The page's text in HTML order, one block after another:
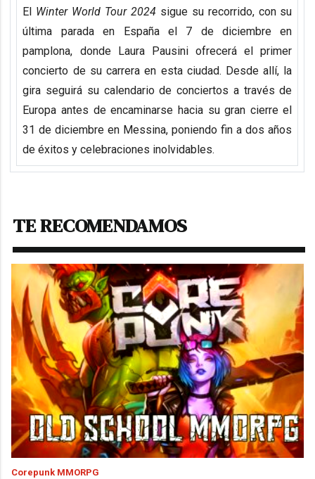
El Winter World Tour 2024 sigue su recorrido, con su
última parada en España el 7 de diciembre en
pamplona, donde Laura Pausini ofrecerá el primer
concierto de su carrera en esta ciudad. Desde allí, la
gira seguirá su calendario de conciertos a través de
Europa antes de encaminarse hacia su gran cierre el
31 de diciembre en Messina, poniendo fin a dos años
de éxitos y celebraciones inolvidables.
TE RECOMENDAMOS
Corepunk MMORPG